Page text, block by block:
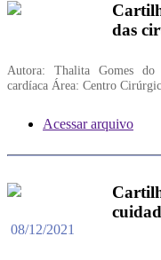
das
Autora: Thalita Gomes do
cardíaca Área: Centro
Acessar arquivo
08/12/2021